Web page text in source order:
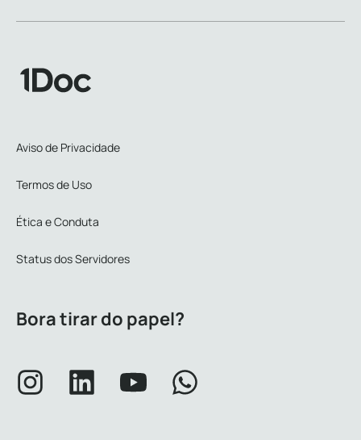
Aviso de Privacidade
Termos de Uso
Ética e Conduta
Status dos Servidores
Bora tirar do papel?